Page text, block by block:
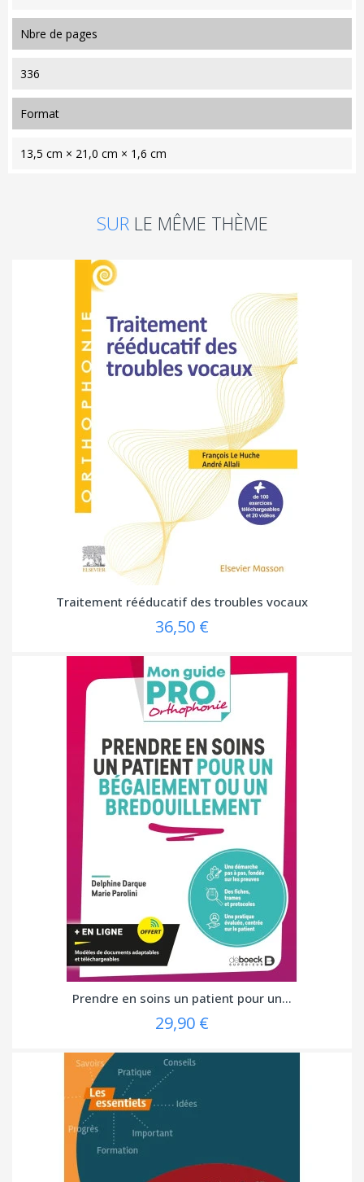
nbre de pages
336
format
13,5 cm × 21,0 cm × 1,6 cm
SUR LE MÊME THÈME
Traitement rééducatif des troubles vocaux
36,50 €
Prendre en soins un patient pour un...
29,90 €